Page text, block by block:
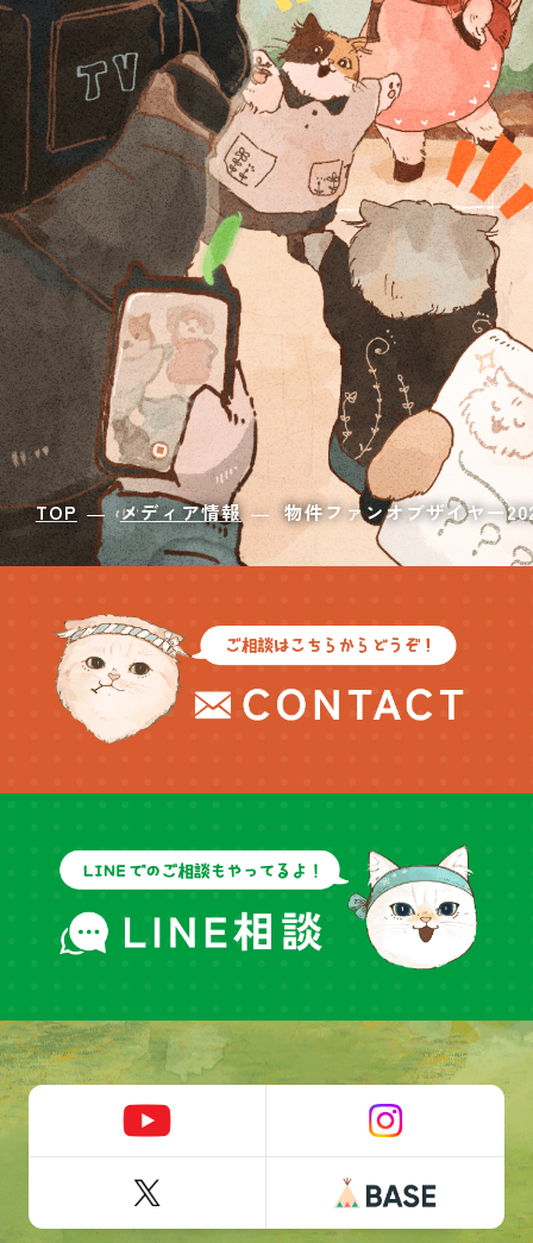
TOP メディア情報 物件ファンオブザイヤー